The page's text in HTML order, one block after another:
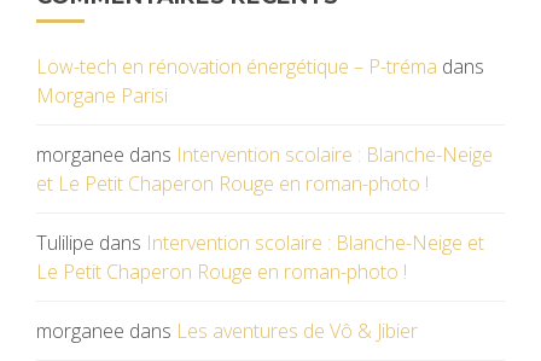
Low-tech en rénovation énergétique – P-tréma dans
Morgane Parisi
morganee dans Intervention scolaire : Blanche-Neige
et Le Petit Chaperon Rouge en roman-photo !
Tulilipe dans Intervention scolaire : Blanche-Neige et
Le Petit Chaperon Rouge en roman-photo !
morganee dans Les aventures de Vô & Jibier